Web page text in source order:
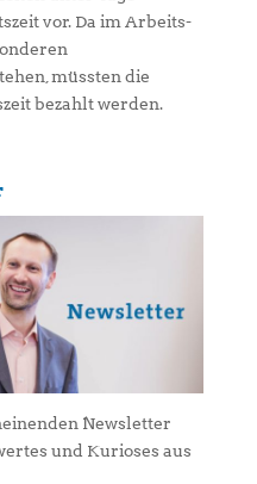
vor. Da im Arbeits-
müssten die
bezahlt werden.
Newsletter
und Kurioses aus